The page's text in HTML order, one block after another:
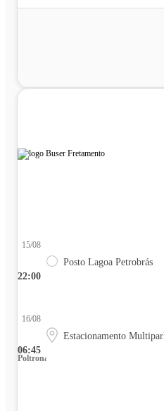
22:00
15/08
Posto Lagoa Petrobrás
06:45
16/08
Estacionamento
Poltrona